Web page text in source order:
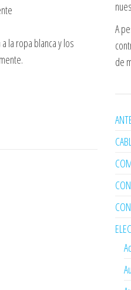
la ropa blanca y los
A
de